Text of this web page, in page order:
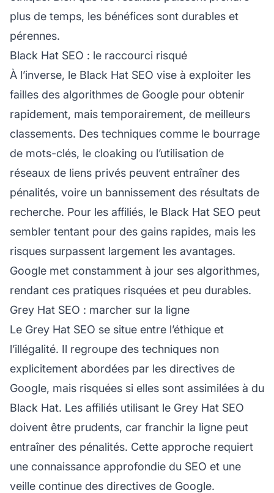
plus de temps, les bénéfices sont durables et
pérennes.
Black Hat SEO : le raccourci risqué
À l’inverse, le Black Hat SEO vise à exploiter les
failles des algorithmes de Google pour obtenir
rapidement, mais temporairement, de meilleurs
classements. Des techniques comme le bourrage
de mots-clés, le cloaking ou l’utilisation de
réseaux de liens privés peuvent entraîner des
pénalités, voire un bannissement des résultats de
recherche. Pour les affiliés, le Black Hat SEO peut
sembler tentant pour des gains rapides, mais les
risques surpassent largement les avantages.
Google met constamment à jour ses algorithmes,
rendant ces pratiques risquées et peu durables.
Grey Hat SEO : marcher sur la ligne
Le Grey Hat SEO se situe entre l’éthique et
l’illégalité. Il regroupe des techniques non
explicitement abordées par les directives de
Google, mais risquées si elles sont assimilées à du
Black Hat. Les affiliés utilisant le Grey Hat SEO
doivent être prudents, car franchir la ligne peut
entraîner des pénalités. Cette approche requiert
une connaissance approfondie du SEO et une
veille continue des directives de Google.